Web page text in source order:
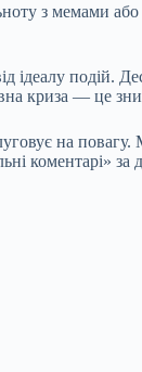
з мемами
подій.
криза — це
на